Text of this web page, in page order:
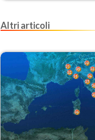
Altri articoli